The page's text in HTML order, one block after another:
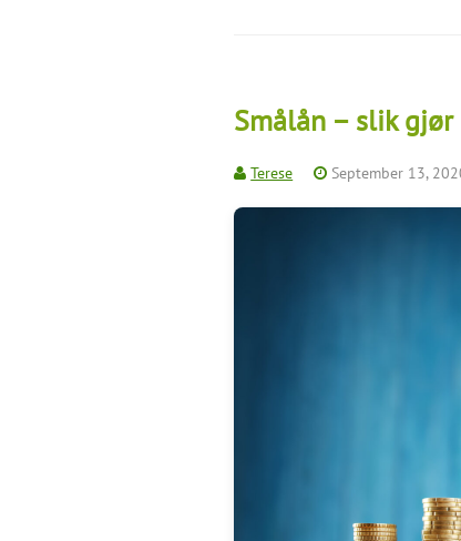
Smålån – slik
Terese September 13,